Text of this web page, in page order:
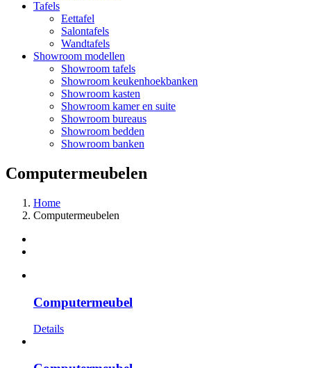
Tafels
Eettafel
Salontafels
Wandtafels
Showroom modellen
Showroom tafels
Showroom keukenhoekbanken
Showroom kasten
Showroom kamer en suite
Showroom bureaus
Showroom bedden
Showroom banken
Computermeubelen
Home
Computermeubelen
Computermeubel
Details